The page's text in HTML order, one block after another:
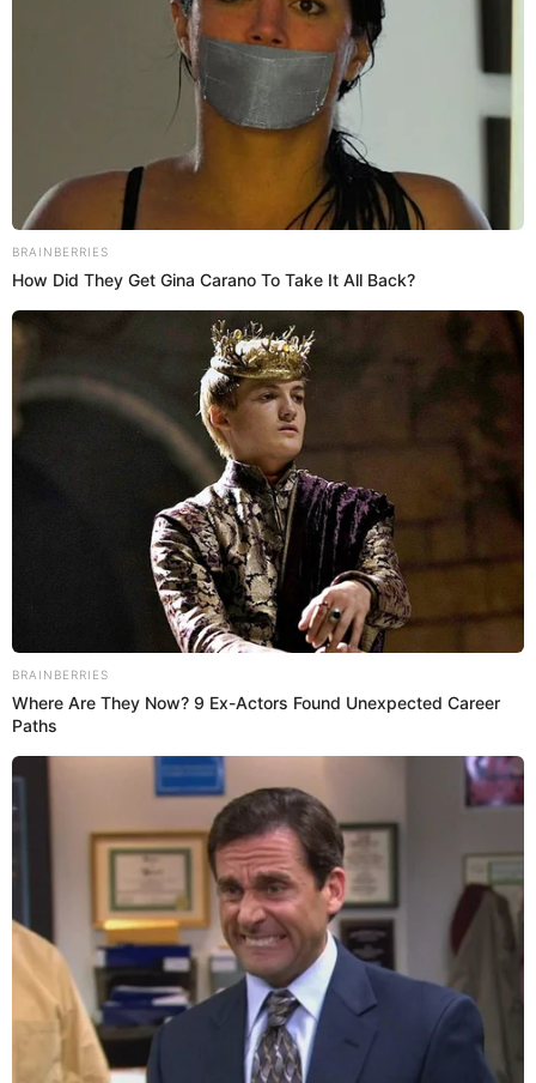
28 Jul 2022 | 9:58 h
Shirley Arica: Rodney Pío se pronuncia tras